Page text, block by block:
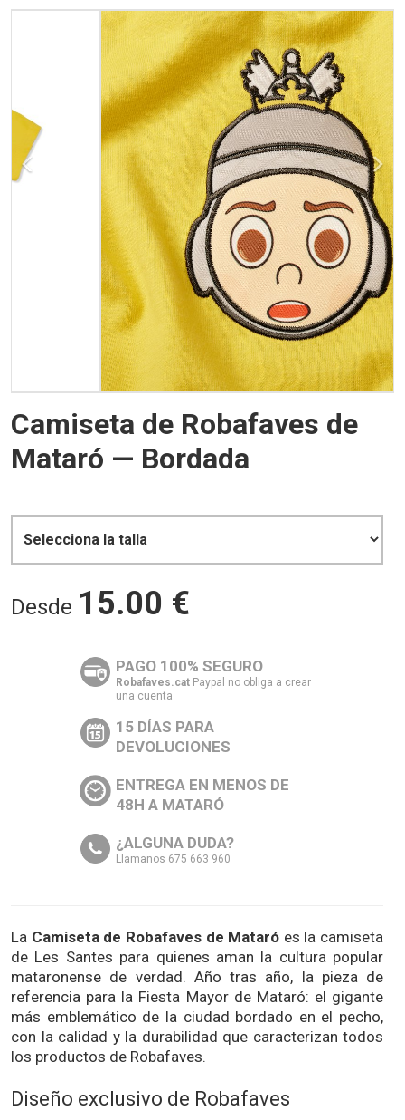
Previous Next
Camiseta de Robafaves de
Mataró — Bordada
Desde 15.00 €
PAGO 100% SEGURO
Robafaves.cat Paypal no obliga a crear
una cuenta
15 DÍAS PARA
DEVOLUCIONES
ENTREGA EN MENOS DE
48H A MATARÓ
¿ALGUNA DUDA?
Llamanos 675 663 960
La Camiseta de Robafaves de Mataró es la camiseta
de Les Santes para quienes aman la cultura popular
mataronense de verdad. Año tras año, la pieza de
referencia para la Fiesta Mayor de Mataró: el gigante
más emblemático de la ciudad bordado en el pecho,
con la calidad y la durabilidad que caracterizan todos
los productos de Robafaves.
Diseño exclusivo de Robafaves